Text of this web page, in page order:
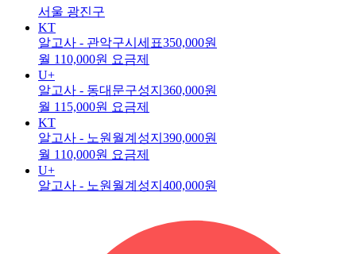
서울 광진구
KT
알고사 - 관악구시세표350,000원
월 110,000원 요금제
U+
알고사 - 동대문구성지 360,000원
월 115,000원 요금제
KT
알고사 - 노원월계성지 390,000원
월 110,000원 요금제
U+
알고사 - 노원월계성지 400,000원